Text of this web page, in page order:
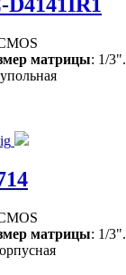
матрицы: 1/3".
матрицы: 1/3".